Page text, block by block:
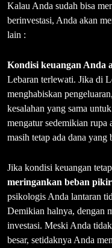
Kalau Anda sudah bisa
berinvestasi, Anda akan
lain :
Kondisi keuangan Anda
Lebaran terlewati. Jika di
menghabiskan
kesalahan yang sama
mengatur sedemikian rupa
masih tetap ada dana
Jika kondisi keuangan
meringankan beban
psikologis Anda lantaran
Demikian halnya, dengan
investasi. Meski Anda
besar, setidaknya Anda